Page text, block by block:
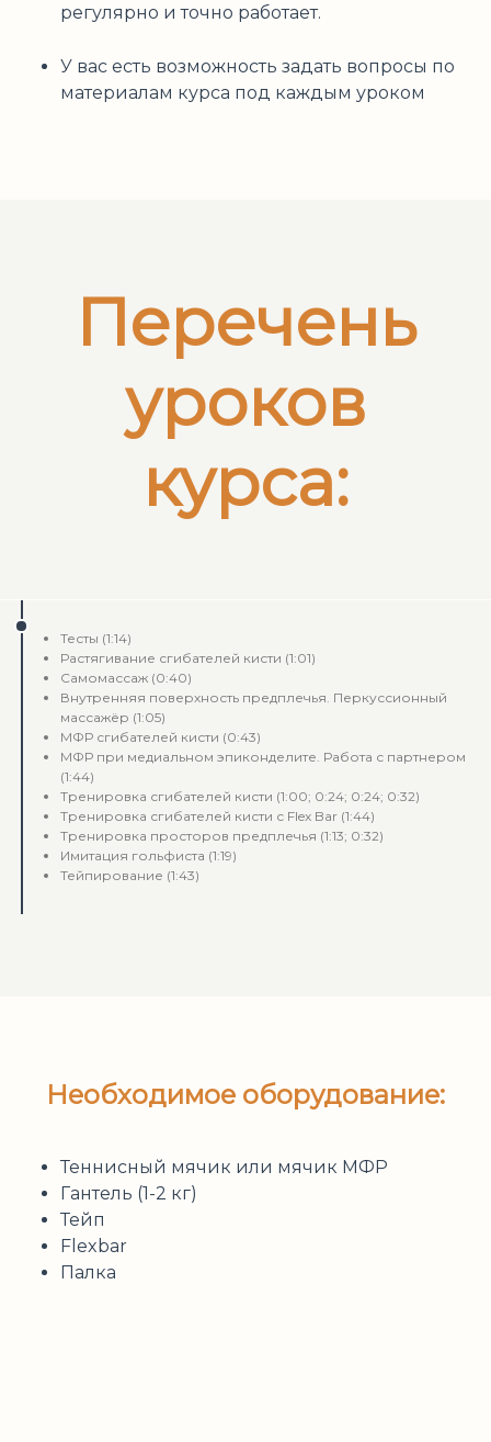
регулярно и точно работает.
У вас есть возможность задать вопросы по
материалам курса под каждым уроком
Перечень
уроков
курса:
Тесты (1:14)
Растягивание сгибателей кисти (1:01)
Самомассаж (0:40)
Внутренняя поверхность предплечья. Перкуссионный
массажёр (1:05)
МФР сгибателей кисти (0:43)
МФР при медиальном эпиконделите. Работа с партнером
(1:44)
Тренировка сгибателей кисти (1:00; 0:24; 0:24; 0:32)
Тренировка сгибателей кисти с Flex Bar (1:44)
Тренировка просторов предплечья (1:13; 0:32)
Имитация гольфиста (1:19)
Тейпирование (1:43)
Необходимое оборудование:
Теннисный мячик или мячик МФР
Гантель (1-2 кг)
Тейп
Flexbar
Палка